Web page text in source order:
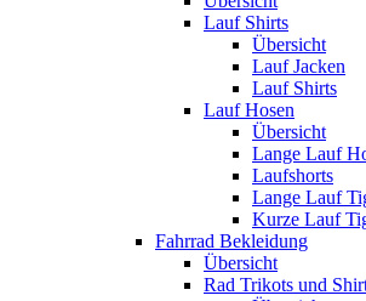
Lauf Shirts
Übersicht
Lauf Jacken
Lauf Shirts
Lauf Hosen
Übersicht
Lange Lauf
Laufshorts
Lange Lauf
Kurze Lauf
Fahrrad Bekleidung
Übersicht
Rad Trikots und